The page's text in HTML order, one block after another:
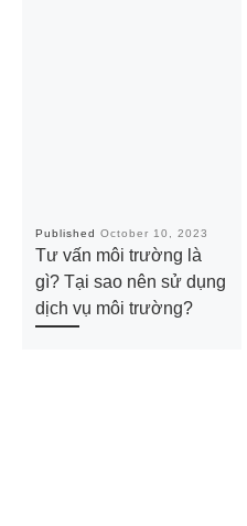
Published October 10, 2023
Tư vấn môi trường là
gì? Tại sao nên sử dụng
dịch vụ môi trường?